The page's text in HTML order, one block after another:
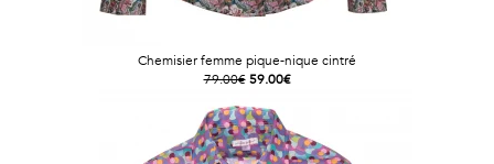
Chemisier femme pique-nique cintré
79.00€ 59.00€